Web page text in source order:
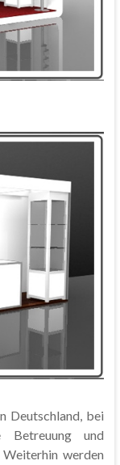
Deutschland, bei
und
werden